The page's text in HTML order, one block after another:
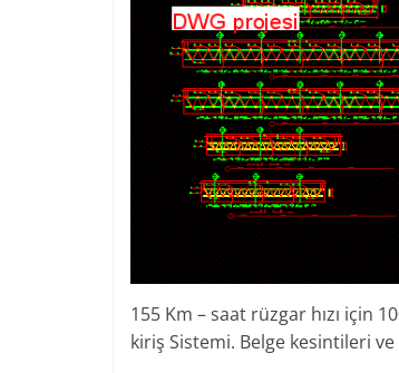
155 Km – saat rüzgar hızı için
kiriş Sistemi. Belge kesintileri ve